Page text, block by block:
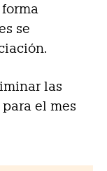
se
las
el mes